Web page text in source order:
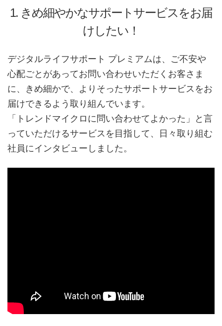
1. きめ細やかなサポートサービスをお届
けしたい！
デジタルライフサポート プレミアムは、ご不安や
心配ごとがあってお問い合わせいただくお客さま
に、きめ細かで、よりそったサポートサービスをお
届けできるよう取り組んでいます。
「トレンドマイクロに問い合わせてよかった」と言
っていただけるサービスを目指して、日々取り組む
社員にインタビューしました。